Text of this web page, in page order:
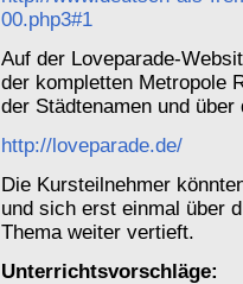
00.php3#1
Auf der Loveparade-
der kompletten Metropole
der Städtenamen und
http://loveparade.de/
Die Kursteilnehmer
und sich erst einmal über
Thema weiter vertieft.
Unterrichtsvorschläge: